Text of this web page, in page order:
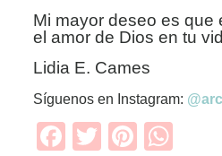
Mi mayor deseo es que
el amor de Dios en tu
Lidia E. Cames
Síguenos en Instagram:
Facebook
Twitter